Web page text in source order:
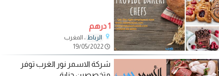
1 درهم
الرباط ، المغرب
شركة الاسمر نور الغرب توفر